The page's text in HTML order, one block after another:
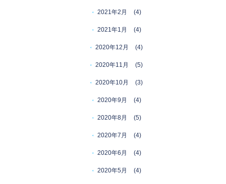
2021年2月 (4)
2021年1月 (4)
2020年12月 (4)
2020年11月 (5)
2020年10月 (3)
2020年9月 (4)
2020年8月 (5)
2020年7月 (4)
2020年6月 (4)
2020年5月 (4)